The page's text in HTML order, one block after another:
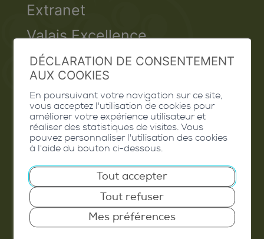
Extranet
Valais Excellence
Commune de Conthey
Route de Savoie 54
1975 St-Séverin
T. 027 345 45 45
info@conthey.ch
Horaires d’ouverture
DÉCLARATION DE CONSENTEMENT
AUX COOKIES
En poursuivant votre navigation sur ce site,
vous acceptez l'utilisation de cookies pour
améliorer votre expérience utilisateur et
réaliser des statistiques de visites. Vous
pouvez personnaliser l'utilisation des cookies
à l'aide du bouton ci-dessous.
Tout accepter
Tout refuser
Mes préférences